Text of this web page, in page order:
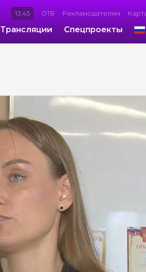
13:45 ОТВ Рекламодателям
Трансляции Спецпроекты